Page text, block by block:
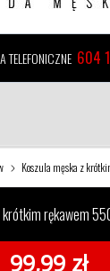
TELEFONICZNE 604
Koszula męska z
krótkim rękawem
99,99 zł